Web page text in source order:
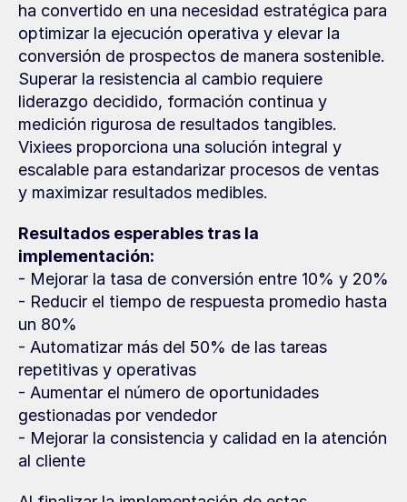
ha convertido en una necesidad estratégica para
optimizar la ejecución operativa y elevar la
conversión de prospectos de manera sostenible.
Superar la resistencia al cambio requiere
liderazgo decidido, formación continua y
medición rigurosa de resultados tangibles.
Vixiees proporciona una solución integral y
escalable para estandarizar procesos de ventas
y maximizar resultados medibles.
Resultados esperables tras la
implementación:
- Mejorar la tasa de conversión entre 10% y 20%
- Reducir el tiempo de respuesta promedio hasta
un 80%
- Automatizar más del 50% de las tareas
repetitivas y operativas
- Aumentar el número de oportunidades
gestionadas por vendedor
- Mejorar la consistencia y calidad en la atención
al cliente